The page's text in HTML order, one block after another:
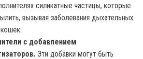
силикатные частицы, которые
вызывая заболевания дыхательных
с добавлением
Эти добавки могут быть